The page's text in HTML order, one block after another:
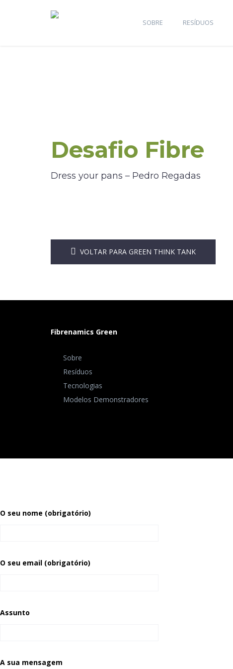
SOBRE RESÍDUOS
Desafio Fibre
Dress your pans – Pedro Regadas
VOLTAR PARA GREEN THINK TANK
Fibrenamics Green
Sobre
Resíduos
Tecnologias
Modelos Demonstradores
O seu nome (obrigatório)
O seu email (obrigatório)
Assunto
A sua mensagem